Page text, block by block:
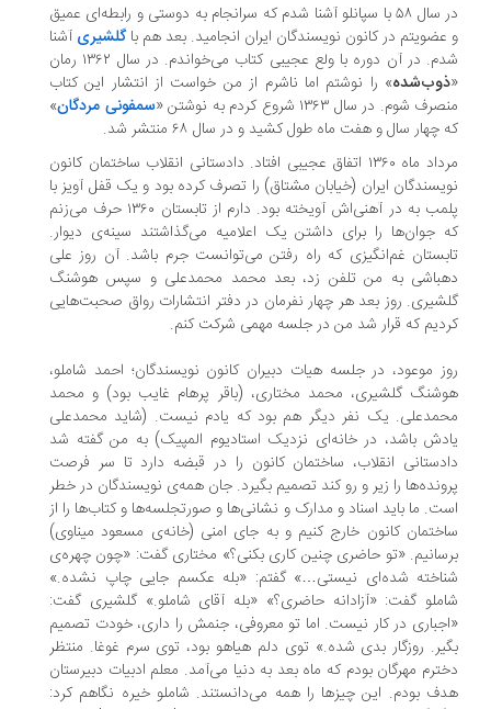
در سال ۵۸ با سپانلو آشنا شدم که سرانجام به دوستی و رابطه‌ای عمیق
در کانون نویسندگان ایران انجامید. بعد هم باگلشیریآشنا
شدم. در آن دوره با ولع عجیبی کتاب می‌خواندم. در سال ۱۳۶۲ رمان
» را نوشتم اما ناشرم از من خواست از انتشار این کتاب
شوم. در سال ۱۳۶۳ شروع کردم به نوشتن «
سمفونی مردگان »
چهار سال و هفت ماه طول کشید و در سال ۶۸ منتشر شد.
مرداد ماه ۱۳۶۰ اتفاق عجیبی افتاد. دادستانی انقلاب ساختمان کانون
ایران (خیابان مشتاق) را تصرف کرده بود و یک قفل آویز با
پلمب به در آهنی‌اش آویخته بود. دارم از تابستان ۱۳۶۰ حرف می‌زنم
جوان‌ها را برای داشتن یک اعلامیه می‌گذاشتند سینه‌ی دیوار.
غم‌انگیزی که راه رفتن می‌توانست جرم باشد. آن روز علی
به من تلفن زد، بعد محمد محمدعلی و سپس هوشنگ
روز بعد هر چهار نفرمان در دفتر انتشارات رواق صحبت‌هایی
که قرار شد من در جلسه مهمی شرکت کنم.
موعود، در جلسه هیات دبیران کانون نویسندگان؛ احمد شاملو،
گلشیری، محمد مختاری، (باقر پرهام غایب بود) و محمد
یک نفر دیگر هم بود که یادم نیست. (شاید محمدعلی
باشد، در خانه‌ای نزدیک استادیوم المپیک) به من گفته شد
انقلاب، ساختمان کانون را در قبضه دارد تا سر فرصت
را زیر و رو کند تصمیم بگیرد. جان همه‌ی نویسندگان در خطر
ما باید اسناد و مدارک و نشانی‌ها و صورتجلسه‌ها و کتاب‌ها را از
کانون خارج کنیم و به جای امنی (خانه‌ی مسعود میناوی)
«تو حاضری چنین کاری بکنی؟» مختاری گفت: «چون چهره‌ی
شده‌ای نیستی…» گفتم: «بله عکسم جایی چاپ نشده.»
گفت: «آزادانه حاضری؟» «بله آقای شاملو.» گلشیری گفت:
در کار نیست. اما تو معروفی، جنمش را داری، خودت تصمیم
روزگار بدی شده.» توی دلم هیاهو بود، توی سرم غوغا. منتظر
مهرگان بودم که ماه بعد به دنیا می‌آمد. معلم ادبیات دبیرستان
بودم. این چیزها را همه می‌دانستند. شاملو خیره نگاهم کرد: